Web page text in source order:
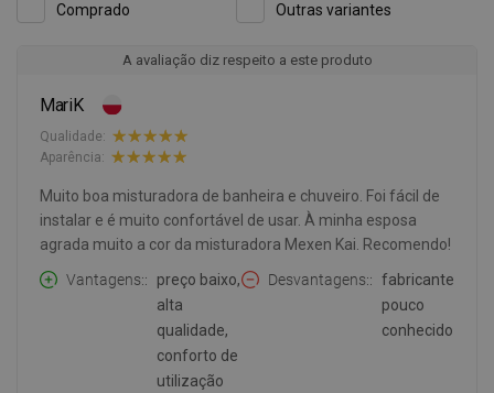
Comprado Outras variantes
A avaliação diz respeito a este produto
MariK
Qualidade:
Aparência:
Muito boa misturadora de banheira e chuveiro. Foi fácil de
instalar e é muito confortável de usar. À minha esposa
agrada muito a cor da misturadora Mexen Kai. Recomendo!
Vantagens:
preço baixo,
alta
qualidade,
conforto de
utilização
Desvantagens:
fabricante
pouco
conhecido